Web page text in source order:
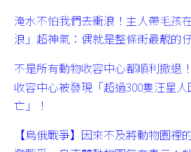
淹水不怕我們去衝浪！主人帶毛孩
浪」超神氣：偶就是整條街最靚的
不是所有動物收容中心都順利撤退
收容中心被發現「超過300隻汪星
亡」！
【烏俄戰爭】因來不及將動物園裡